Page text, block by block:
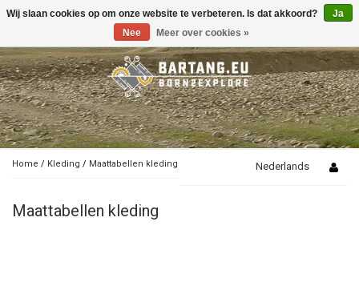
Toggle
Home / Kleding / Maattabellen kleding Nederlands
Maattabellen kleding
Wij slaan cookies op om onze website te verbeteren. Is dat akkoord?
Ja
Nee
Meer over cookies »